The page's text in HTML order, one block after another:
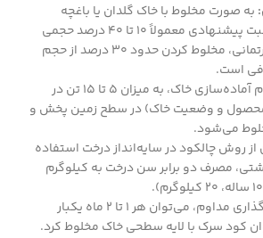
به صورت مخلوط با خاک گلدان یا باغچه
استفاده می‌شود. نسبت پیشنهادی معمولاً ۱۰ تا ۴۰ درصد حجمی
است. برای گیاهان آپارتمانی، مخلوط کردن حدود ۳۰ درصد از حجم
است.
هنگام آماده‌سازی خاک، به میزان ۵ تا ۱۵ تن در
محصول و وضعیت خاک) در سطح زمین پخش و
می‌شود.
روش چالکود در سایه‌انداز درخت استفاده
مصرف دو برابر سن درخت به کیلوگرم
برای اثرگذاری مداوم، می‌توان هر ۱ تا ۲ ماه یکبار
کود سرک با لایه سطحی خاک مخلوط کرد.